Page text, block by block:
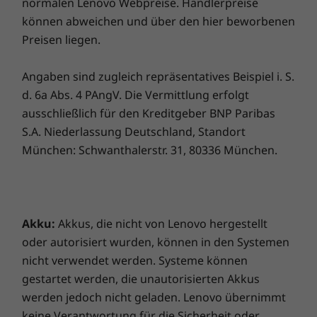
Noch smartere Sicherheit
Das 2-in-1-Notebook ThinkPad X1 Yoga Gen 6
Schalter integriert ist – so können Sie sich
sofort anmelden und den Rechner
hochfahren. Die Anwesenheitserfassung
sperrt Ihr Gerät automatisch, wenn Sie sich
entfernen. Zusammen mit der Infrarotkamera
des Kaufs konfiguriert werden und erfordert Mobilfunkempfang.
Anschlüsse/Steckplätze
2 x USB-A 3.2 Gen 1
Kopfhörer-/Mikrofon-Kombianschluss
HDMI 2.0
Optional: Nano SIM-Steckplatz
Betriebsumgebungen, variieren und geringer ausfallen als erwartet.
Tastatur
Spritzwassergeschützt
Farblich abgestimmte Tastatur mit breiterem TrackPad
(110 mm/4,33")
Vergleichen Vergleichen
Sämtliches ansehen Notebooks und Ultrabooks
können abweichen und über den hier beworbenen
Preisen liegen.
Angaben sind zugleich repräsentatives Beispiel i. S.
d. 6a Abs. 4 PAngV. Die Vermittlung erfolgt
ausschließlich für den Kreditgeber BNP Paribas
S.A. Niederlassung Deutschland, Standort
München: Schwanthalerstr. 31, 80336 München.
Akku: Akkus, die nicht von Lenovo hergestellt
oder autorisiert wurden, können in den Systemen
nicht verwendet werden. Systeme können
gestartet werden, die unautorisierten Akkus
werden jedoch nicht geladen. Lenovo übernimmt